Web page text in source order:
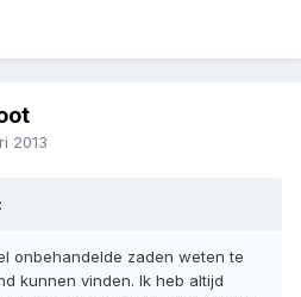
2013
onbehandelde zaden weten te
kunnen vinden. Ik heb altijd